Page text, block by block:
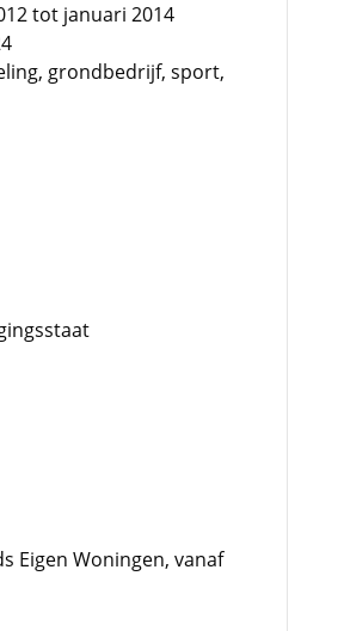
tot januari 2014
grondbedrijf, sport,
Eigen Woningen, vanaf